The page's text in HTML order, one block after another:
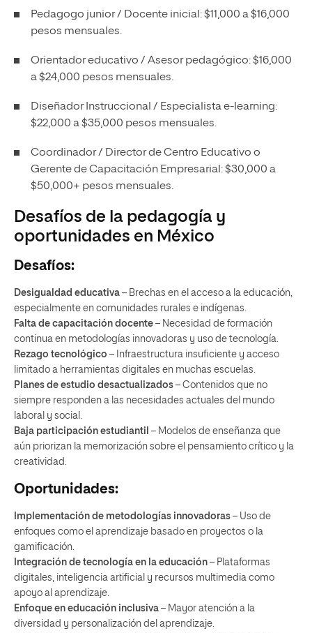
Pedagogo junior / Docente inicial: $11,000 a $16,000
pesos mensuales.
Orientador educativo / Asesor pedagógico: $16,000
a $24,000 pesos mensuales.
Diseñador Instruccional / Especialista e-learning:
$22,000 a $35,000 pesos mensuales.
Coordinador / Director de Centro Educativo o
Gerente de Capacitación Empresarial: $30,000 a
$50,000+ pesos mensuales.
Desafíos de la pedagogía y
oportunidades en México
Desafíos:
Desigualdad educativa – Brechas en el acceso a la educación,
especialmente en comunidades rurales e indígenas.
Falta de capacitación docente – Necesidad de formación
continua en metodologías innovadoras y uso de tecnología.
Rezago tecnológico – Infraestructura insuficiente y acceso
limitado a herramientas digitales en muchas escuelas.
Planes de estudio desactualizados – Contenidos que no
siempre responden a las necesidades actuales del mundo
laboral y social.
Baja participación estudiantil – Modelos de enseñanza que
aún priorizan la memorización sobre el pensamiento crítico y la
creatividad.
Oportunidades:
Implementación de metodologías innovadoras – Uso de
enfoques como el aprendizaje basado en proyectos o la
gamificación.
Integración de tecnología en la educación – Plataformas
digitales, inteligencia artificial y recursos multimedia como
apoyo al aprendizaje.
Enfoque en educación inclusiva – Mayor atención a la
diversidad y personalización del aprendizaje.